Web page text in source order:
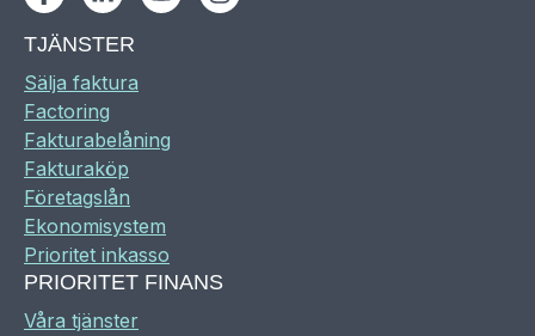
TJÄNSTER
Sälja faktura
Factoring
Fakturabelåning
Fakturaköp
Företagslån
Ekonomisystem
Prioritet inkasso
PRIORITET FINANS
Våra tjänster